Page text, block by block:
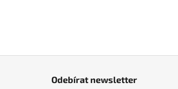
Odebírat newsletter